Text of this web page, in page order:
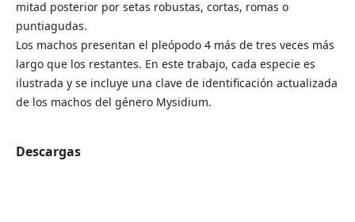
mitad posterior por setas robustas, cortas, romas o
puntiagudas.
Los machos presentan el pleópodo 4 más de tres veces más
largo que los restantes. En este trabajo, cada especie es
ilustrada y se incluye una clave de identificación actualizada
de los machos del género Mysidium.
Descargas